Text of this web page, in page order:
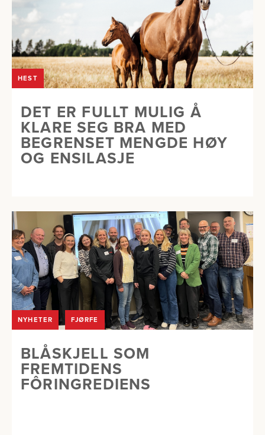
HEST
DET ER FULLT MULIG Å
KLARE SEG BRA MED
BEGRENSET MENGDE HØY
OG ENSILASJE
NYHETER FJØRFE
BLÅSKJELL SOM
FREMTIDENS
FÔRINGREDIENS